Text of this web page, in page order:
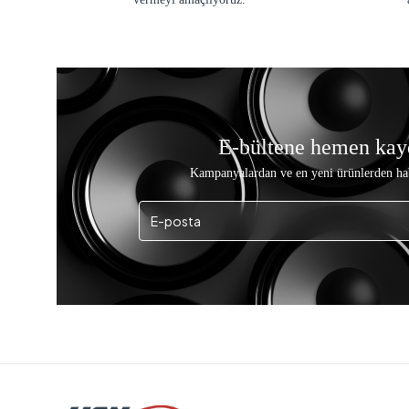
E-bültene hemen
Kampanyalardan ve en yeni ürünlerden